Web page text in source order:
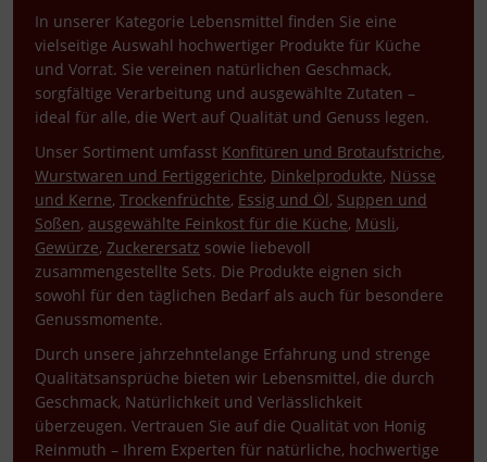
In unserer Kategorie Lebensmittel finden Sie eine
vielseitige Auswahl hochwertiger Produkte für Küche
und Vorrat. Sie vereinen natürlichen Geschmack,
sorgfältige Verarbeitung und ausgewählte Zutaten –
ideal für alle, die Wert auf Qualität und Genuss legen.
Unser Sortiment umfasst Konfitüren und Brotaufstriche,
Wurstwaren und Fertiggerichte, Dinkelprodukte, Nüsse
und Kerne, Trockenfrüchte, Essig und Öl, Suppen und
Soßen, ausgewählte Feinkost für die Küche, Müsli,
Gewürze, Zuckerersatz sowie liebevoll
zusammengestellte Sets. Die Produkte eignen sich
sowohl für den täglichen Bedarf als auch für besondere
Genussmomente.
Durch unsere jahrzehntelange Erfahrung und strenge
Qualitätsansprüche bieten wir Lebensmittel, die durch
Geschmack, Natürlichkeit und Verlässlichkeit
überzeugen. Vertrauen Sie auf die Qualität von Honig
Reinmuth – Ihrem Experten für natürliche, hochwertige